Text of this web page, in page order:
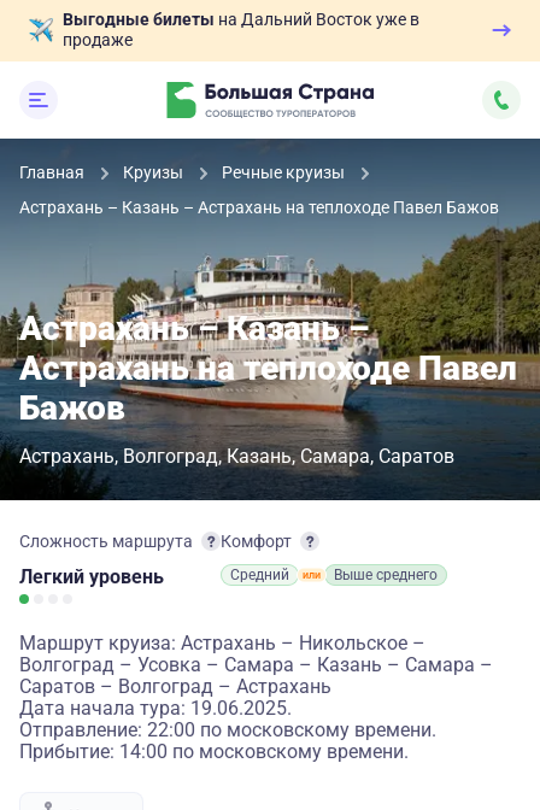
Выгодные билеты на Дальний Восток уже в
продаже
Главная Круизы
Речные круизы
Астрахань – Казань – Астрахань на теплоходе Павел Бажов
Астрахань – Казань –
Астрахань на теплоходе Павел
Бажов
Астрахань Волгоград Казань Самара Саратов
Сложность маршрута
Легкий уровень
Комфорт
Средний Выше среднего
Маршрут круиза: Астрахань – Никольское –
Волгоград – Усовка – Самара – Казань – Самара –
Саратов – Волгоград – Астрахань
Дата начала тура: 19.06.2025.
Отправление: 22:00 по московскому времени.
Прибытие: 14:00 по московскому времени.